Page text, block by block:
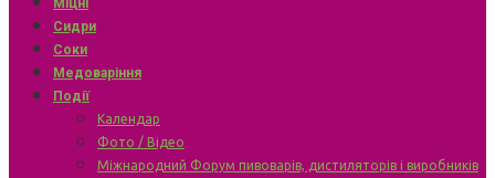
Міцні
Сидри
Соки
Медоваріння
Події
Календар
Фото / Відео
Міжнародний Форум пивоварів, дистиляторів і виробників